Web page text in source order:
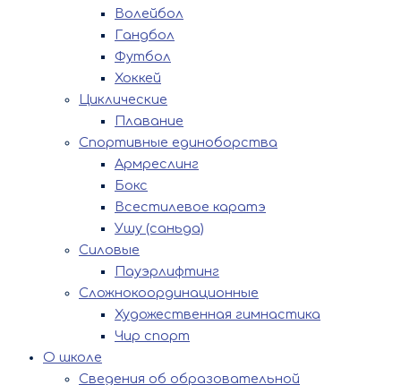
Волейбол
Гандбол
Футбол
Хоккей
Циклические
Плавание
Спортивные единоборства
Армреслинг
Бокс
Всестилевое каратэ
Ушу (саньда)
Силовые
Пауэрлифтинг
Сложнокоординационные
Художественная гимнастика
Чир спорт
О школе
Сведения об образовательной